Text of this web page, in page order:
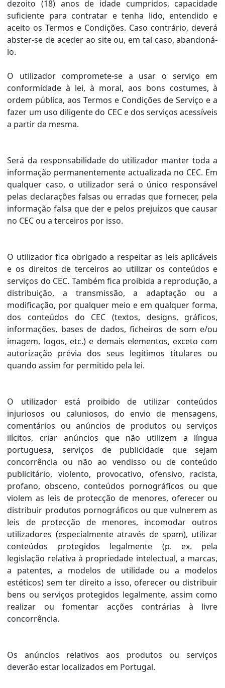
dezoito (18) anos de idade cumpridos, capacidade
suficiente para contratar e tenha lido, entendido e
aceito os Termos e Condições. Caso contrário, deverá
abster-se de aceder ao site ou, em tal caso, abandoná-
lo.
O utilizador compromete-se a usar o serviço em
conformidade à lei, à moral, aos bons costumes, à
ordem pública, aos Termos e Condições de Serviço e a
fazer um uso diligente do CEC e dos serviços acessíveis
a partir da mesma.
Será da responsabilidade do utilizador manter toda a
informação permanentemente actualizada no CEC. Em
qualquer caso, o utilizador será o único responsável
pelas declarações falsas ou erradas que fornecer, pela
informação falsa que der e pelos prejuízos que causar
no CEC ou a terceiros por isso.
O utilizador fica obrigado a respeitar as leis aplicáveis
e os direitos de terceiros ao utilizar os conteúdos e
serviços do CEC. Também fica proibida a reprodução, a
distribuição, a transmissão, a adaptação ou a
modificação, por qualquer meio e em qualquer forma,
dos conteúdos do CEC (textos, designs, gráficos,
informações, bases de dados, ficheiros de som e/ou
imagem, logos, etc.) e demais elementos, exceto com
autorização prévia dos seus legítimos titulares ou
quando assim for permitido pela lei.
O utilizador está proibido de utilizar conteúdos
injuriosos ou caluniosos, do envio de mensagens,
comentários ou anúncios de produtos ou serviços
ilícitos, criar anúncios que não utilizem a língua
portuguesa, serviços de publicidade que sejam
concorrência ou não ao vendisso ou de conteúdo
publicitário, violento, provocativo, ofensivo, racista,
profano, obsceno, conteúdos pornográficos ou que
violem as leis de protecção de menores, oferecer ou
distribuir produtos pornográficos ou que vulnerem as
leis de protecção de menores, incomodar outros
utilizadores (especialmente através de spam), utilizar
conteúdos protegidos legalmente (p. ex. pela
legislação relativa à propriedade intelectual, a marcas,
a patentes, a modelos de utilidade ou a modelos
estéticos) sem ter direito a isso, oferecer ou distribuir
bens ou serviços protegidos legalmente, assim como
realizar ou fomentar acções contrárias à livre
concorrência.
Os anúncios relativos aos produtos ou serviços
deverão estar localizados em Portugal.